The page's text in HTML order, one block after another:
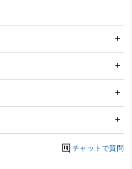
チャットで質問